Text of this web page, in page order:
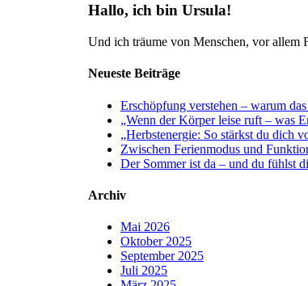
Hallo, ich bin Ursula!
Und ich träume von Menschen, vor allem
Neueste Beiträge
Erschöpfung verstehen – warum
„Wenn der Körper leise ruft – was
„Herbstenergie: So stärkst du dich
Zwischen Ferienmodus und
Der Sommer ist da – und du fühlst
Archiv
Mai 2026
Oktober 2025
September 2025
Juli 2025